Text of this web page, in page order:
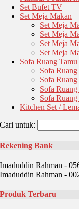
Set Bufet TV
Set Meja Makan
Set Meja
Set Meja
Set Meja
Set Meja
Sofa Ruang Tamu
Sofa
Sofa
Sofa
Sofa
Kitchen Set /
Cari untuk:
Rekening Bank
Imaduddin Rahman -
Imaduddin Rahman -
Produk Terbaru